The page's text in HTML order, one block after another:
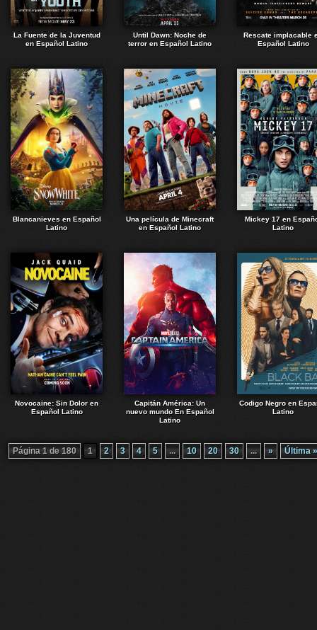
La Fuente de la Juventud
en Español Latino
Until Dawn: Noche de
terror en Español Latino
Rescate implacable
Español Latino
Blancanieves en Español
Latino
Una película de Minecraft
en Español Latino
Mickey 17 en
Latino
Novocaine: Sin Dolor en
Español Latino
Capitán América: Un
nuevo mundo En Español
Latino
Codigo Negro en
Latino
Página 1 de 180 1 2 3 4 5 ... 10 20 30 ... » Última »